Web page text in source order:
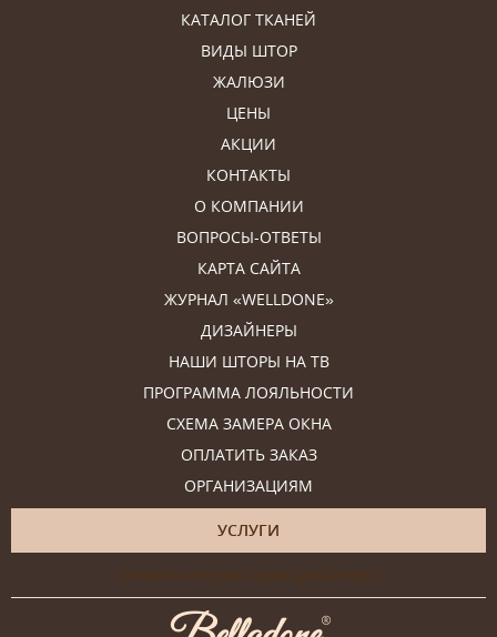
КАТАЛОГ ТКАНЕЙ
ВИДЫ ШТОР
ЖАЛЮЗИ
ЦЕНЫ
АКЦИИ
КОНТАКТЫ
О КОМПАНИИ
ВОПРОСЫ-ОТВЕТЫ
КАРТА САЙТА
ЖУРНАЛ «WELLDONE»
ДИЗАЙНЕРЫ
НАШИ ШТОРЫ НА ТВ
ПРОГРАММА ЛОЯЛЬНОСТИ
СХЕМА ЗАМЕРА ОКНА
ОПЛАТИТЬ ЗАКАЗ
ОРГАНИЗАЦИЯМ
УСЛУГИ
Онлайн-консультация дизайнера